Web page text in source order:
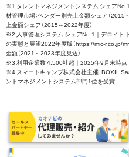
※1 タレントマネジメントシステム シェアNo.1
材管理市場：ベンダー別売上金額シェア（2015
上金額シェア（2015～2022年度）
※2 人事管理システム シェアNo.1｜デロイト
の実態と展望2022年度版（https://mic-r.co.jp/
金額（2021～2023年度見込）
※3 利用企業数 4,500社超｜2025年9月末時点
※4 スマートキャンプ株式会社主催「BOXIL
ントマネジメントシステム部門1位を受賞